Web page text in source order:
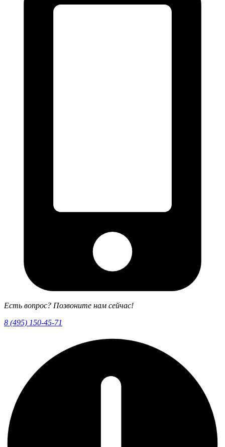
Есть вопрос? Позвоните нам сейчас!
8 (495) 150-45-71